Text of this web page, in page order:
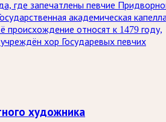
где запечатлены певчие
академическая
происхождение относят к 1479 году,
хор Государевых певчих
художника